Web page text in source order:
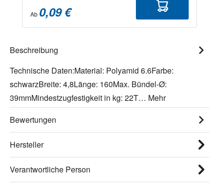
Ab 0,09 €
Beschreibung
Technische Daten:Material: Polyamid 6.6Farbe:
schwarzBreite: 4,8Länge: 160Max. Bündel-Ø:
39mmMindestzugfestigkeit in kg: 22T… Mehr
Bewertungen
Hersteller
Verantwortliche Person